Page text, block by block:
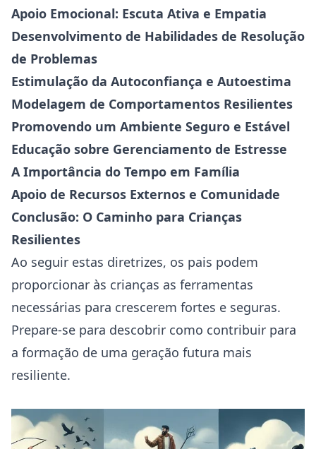
Apoio Emocional: Escuta Ativa e Empatia
Desenvolvimento de Habilidades de Resolução
de Problemas
Estimulação da Autoconfiança e Autoestima
Modelagem de Comportamentos Resilientes
Promovendo um Ambiente Seguro e Estável
Educação sobre Gerenciamento de Estresse
A Importância do Tempo em Família
Apoio de Recursos Externos e Comunidade
Conclusão: O Caminho para Crianças
Resilientes
Ao seguir estas diretrizes, os pais podem
proporcionar às crianças as ferramentas
necessárias para crescerem fortes e seguras.
Prepare-se para descobrir como contribuir para
a formação de uma geração futura mais
resiliente.